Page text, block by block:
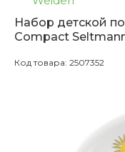
Набор детской
Compact
Код товара: 2507352